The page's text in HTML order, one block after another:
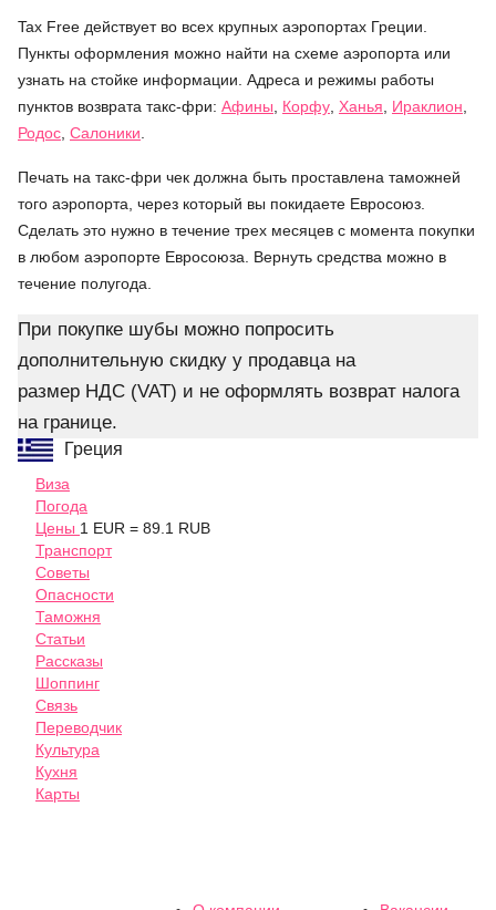
Tax Free действует во всех крупных аэропортах Греции.
Пункты оформления можно найти на схеме аэропорта или
узнать на стойке информации. Адреса и режимы работы
пунктов возврата такс-фри: Афины Корфу Ханья Ираклион
Родос Салоники
Печать на такс-фри чек должна быть проставлена таможней
того аэропорта, через который вы покидаете Евросоюз.
Сделать это нужно в течение трех месяцев с момента покупки
в любом аэропорте Евросоюза. Вернуть средства можно в
течение полугода.
При покупке шубы можно попросить
дополнительную скидку у продавца на
размер НДС (VAT) и не оформлять возврат налога
на границе.
Греция
Виза
Погода
Цены 1 EUR = 89.1 RUB
Транспорт
Советы
Опасности
Таможня
Статьи
Рассказы
Шоппинг
Связь
Переводчик
Культура
Кухня
Карты